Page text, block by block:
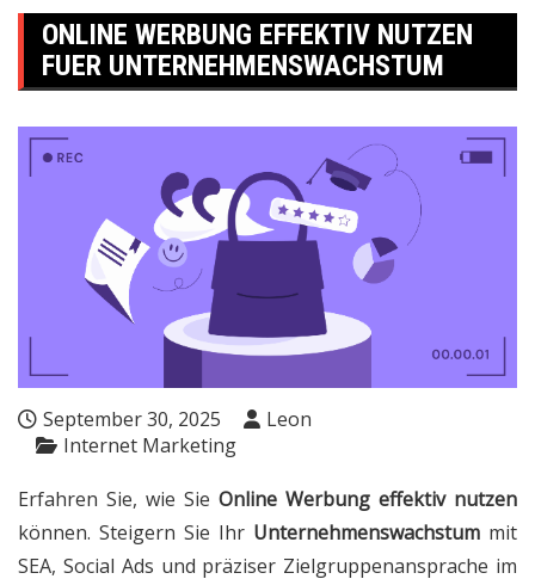
ONLINE WERBUNG EFFEKTIV NUTZEN
FUER UNTERNEHMENSWACHSTUM
September 30, 2025
Leon
Internet Marketing
Erfahren Sie, wie Sie Online Werbung effektiv nutzen
können. Steigern Sie Ihr Unternehmenswachstum mit
SEA, Social Ads und präziser Zielgruppenansprache im